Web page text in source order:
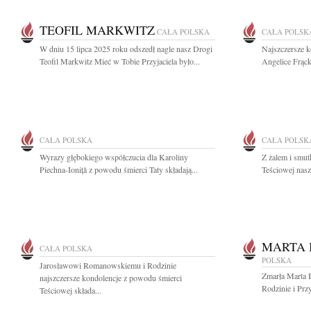
TEOFIL MARKWITZ CAŁA POLSKA
W dniu 15 lipca 2025 roku odszedł nagle nasz Drogi
Teofil Markwitz Mieć w Tobie Przyjaciela było...
CAŁA
Najszczersze
Angelice
CAŁA POLSKA
Wyrazy głębokiego współczucia dla Karoliny
Piechna-Ioniță z powodu śmierci Taty składają...
CAŁA
Z żalem i
Teściowej
CAŁA POLSKA
Jarosławowi Romanowskiemu i Rodzinie
najszczersze kondolencje z powodu śmierci
Teściowej składa...
MARTA
POLSKA
Zmarła Marta
Rodzinie i